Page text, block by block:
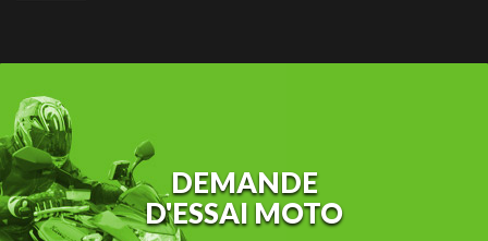
DEMANDE
D'ESSAI MOTO